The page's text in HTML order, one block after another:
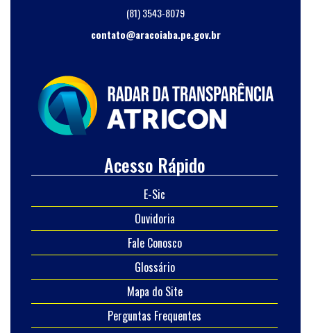
(81) 3543-8079
contato@aracoiaba.pe.gov.br
Acesso Rápido
E-Sic
Ouvidoria
Fale Conosco
Glossário
Mapa do Site
Perguntas Frequentes